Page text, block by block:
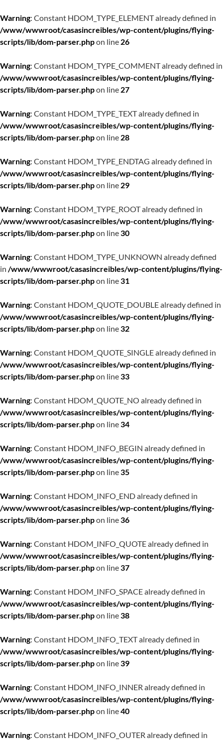
Warning: Constant HDOM_TYPE_ELEMENT already defined in
/www/wwwroot/casasincreibles/wp-content/plugins/flying-
scripts/lib/dom-parser.phpon line 26
Warning: Constant HDOM_TYPE_COMMENT already defined in
/www/wwwroot/casasincreibles/wp-content/plugins/flying-
scripts/lib/dom-parser.phpon line 27
Warning: Constant HDOM_TYPE_TEXT already defined in
/www/wwwroot/casasincreibles/wp-content/plugins/flying-
scripts/lib/dom-parser.phpon line 28
Warning: Constant HDOM_TYPE_ENDTAG already defined in
/www/wwwroot/casasincreibles/wp-content/plugins/flying-
scripts/lib/dom-parser.phpon line 29
Warning: Constant HDOM_TYPE_ROOT already defined in
/www/wwwroot/casasincreibles/wp-content/plugins/flying-
scripts/lib/dom-parser.phpon line30
Warning: Constant HDOM_TYPE_UNKNOWN already defined
in /www/wwwroot/casasincreibles/wp-content/plugins/flying-
scripts/lib/dom-parser.phpon line31
Warning: Constant HDOM_QUOTE_DOUBLE already defined in
/www/wwwroot/casasincreibles/wp-content/plugins/flying-
scripts/lib/dom-parser.phpon line32
Warning: Constant HDOM_QUOTE_SINGLE already defined in
/www/wwwroot/casasincreibles/wp-content/plugins/flying-
scripts/lib/dom-parser.phpon line33
Warning: Constant HDOM_QUOTE_NO already defined in
/www/wwwroot/casasincreibles/wp-content/plugins/flying-
scripts/lib/dom-parser.phpon line34
Warning: Constant HDOM_INFO_BEGIN already defined in
/www/wwwroot/casasincreibles/wp-content/plugins/flying-
scripts/lib/dom-parser.phpon line35
Warning: Constant HDOM_INFO_END already defined in
/www/wwwroot/casasincreibles/wp-content/plugins/flying-
scripts/lib/dom-parser.phpon line36
Warning: Constant HDOM_INFO_QUOTE already defined in
/www/wwwroot/casasincreibles/wp-content/plugins/flying-
scripts/lib/dom-parser.phpon line37
Warning: Constant HDOM_INFO_SPACE already defined in
/www/wwwroot/casasincreibles/wp-content/plugins/flying-
scripts/lib/dom-parser.phpon line38
Warning: Constant HDOM_INFO_TEXT already defined in
/www/wwwroot/casasincreibles/wp-content/plugins/flying-
scripts/lib/dom-parser.phpon line39
Warning: Constant HDOM_INFO_INNER already defined in
/www/wwwroot/casasincreibles/wp-content/plugins/flying-
scripts/lib/dom-parser.phpon line40
Warning: Constant HDOM_INFO_OUTER already defined in